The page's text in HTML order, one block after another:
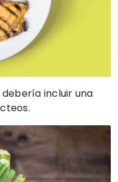
debería incluir una